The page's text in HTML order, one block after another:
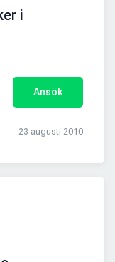
i
Ansök
23 augusti 2010